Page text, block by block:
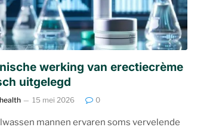
werking van erectiecrème
uitgelegd
15 mei 2026 0
mannen ervaren soms vervelende